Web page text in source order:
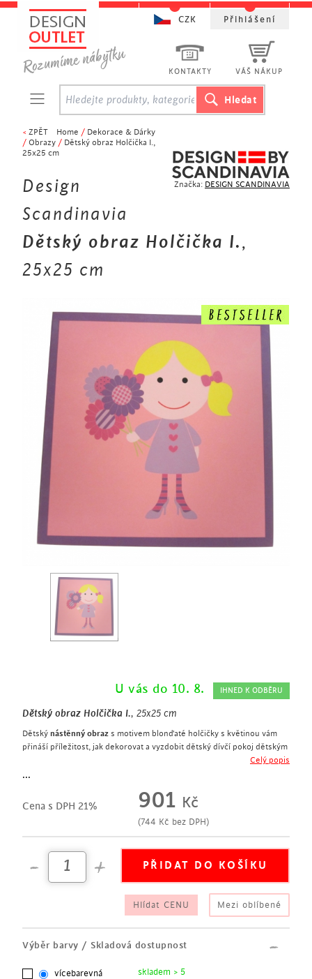
Značka: DESIGN SCANDINAVIA
< ZPĚT Home / Dekorace & Dárky
/ Obrazy / Dětský obraz Holčička I.,
25x25 cm
Design
Scandinavia
Dětský obraz Holčička I.,
25x25 cm
U vás do 10. 8. IHNED K ODBĚRU
Dětský obraz Holčička I., 25x25 cm
Dětský nástěnný obraz s motivem blonďaté holčičky s květinou vám
přináší příležitost, jak dekorovat a vyzdobit dětský dívčí pokoj dětským
a současně elegantním způsobem. Motiv malé holčičky na pozadí
obrazu se navíc stane věrnou kamarádkou a společnicí. Stejný motiv
blonďaté holčičky navíc naleznete také na
...
Celý popis
Cena s DPH 21% 901 Kč
(744 Kč bez DPH)
Hlídat CENU Mezi oblíbené
Výběr barvy / Skladová dostupnost
vícebarevná skladem > 5
KONTAKTY VÁŠ NÁKUP
CZK Přihlášení